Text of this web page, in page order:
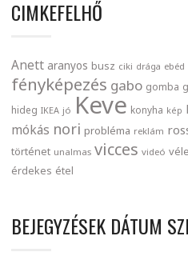
CIMKEFELHŐ
Anett aranyos busz ciki drága ebéd
fényképezés gabo gomba
hideg IKEA jó Keve konyha kép
mókás nori probléma reklám
történet unalmas vicces videó
érdekes étel
BEJEGYZÉSEK DÁTUM